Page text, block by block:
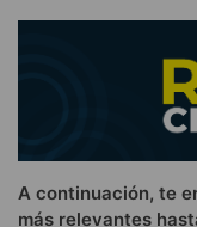
A continuación, te
más relevantes